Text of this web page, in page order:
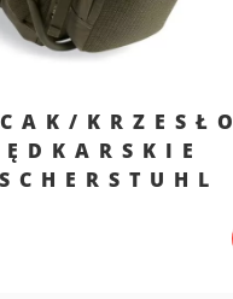
KRZESŁO